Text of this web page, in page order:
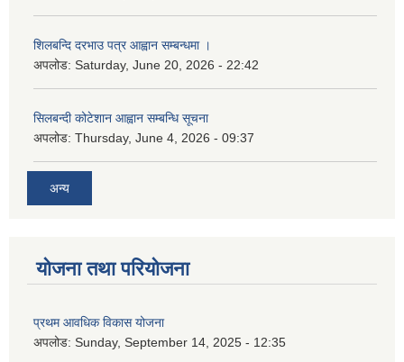
शिलबन्दि दरभाउ पत्र आह्वान सम्बन्धमा ।
अपलोड: Saturday, June 20, 2026 - 22:42
सिलबन्दी कोटेशान आह्वान सम्बन्धि सूचना
अपलोड: Thursday, June 4, 2026 - 09:37
अन्य
योजना तथा परियोजना
प्रथम आवधिक विकास योजना
अपलोड: Sunday, September 14, 2025 - 12:35